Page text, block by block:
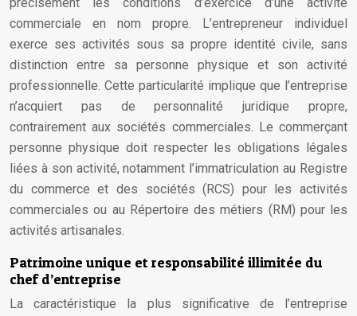
commerciale en nom propre. L’entrepreneur individuel
exerce ses activités sous sa propre identité civile, sans
distinction entre sa personne physique et son activité
professionnelle. Cette particularité implique que l’entreprise
n’acquiert pas de personnalité juridique propre,
contrairement aux sociétés commerciales. Le commerçant
personne physique doit respecter les obligations légales
liées à son activité, notamment l’immatriculation au Registre
du commerce et des sociétés (RCS) pour les activités
commerciales ou au Répertoire des métiers (RM) pour les
activités artisanales.
Patrimoine unique et responsabilité illimitée du
chef d’entreprise
La caractéristique la plus significative de l’entreprise